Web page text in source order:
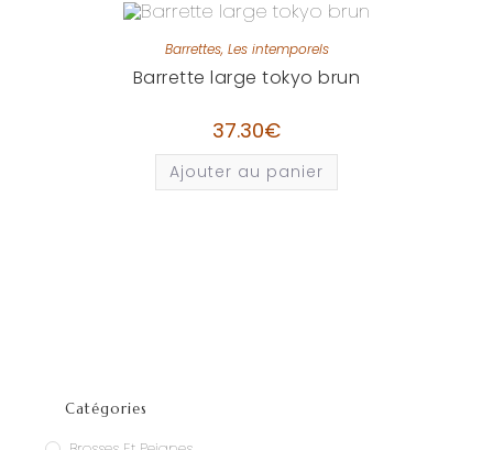
Barrettes, Les intemporels
Barrette large tokyo brun
37.30€
Ajouter au panier
Catégories